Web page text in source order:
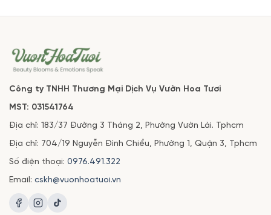
Công ty TNHH Thương Mại Dịch Vụ Vườn Hoa Tươi
MST: 031541764
Địa chỉ: 183/37 Đường 3 Tháng 2, Phường Vườn Lài. Tphcm
Địa chỉ: 704/19 Nguyễn Đình Chiểu, Phường 1, Quận 3, Tphcm
Số điện thoại: 0976.491.322
Email: cskh@vuonhoatuoi.vn